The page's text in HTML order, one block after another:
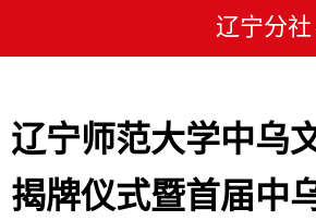
辽宁分社
辽宁师范大学中乌
揭牌仪式暨首届中